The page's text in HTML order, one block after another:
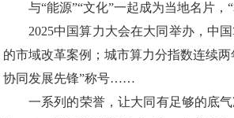
与“能源”“文化”一起成为当地名片，
2025中国算力大会在大同举办，中
的市域改革案例；城市算力分指数连续
协同发展先锋”称号……
一系列的荣誉，让大同有足够的底